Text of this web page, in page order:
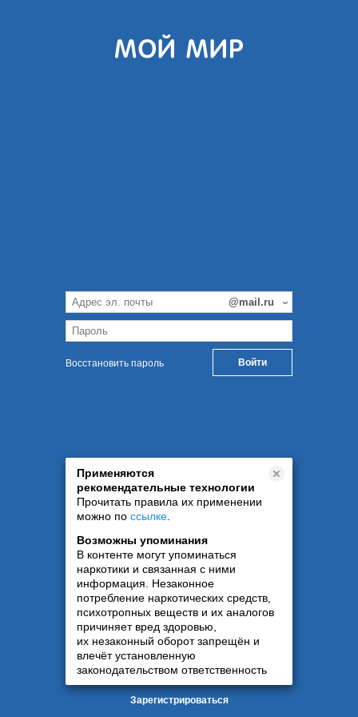
Восстановить пароль
Применяются
рекомендательные технологии
Прочитать правила их применении
можно по ссылке
Возможны упоминания
В контенте могут упоминаться
наркотики и связанная с ними
информация. Незаконное
потребление наркотических средств,
психотропных веществ и их аналогов
причиняет вред здоровью,
их незаконный оборот запрещён и
влечёт установленную
законодательством ответственность
Зарегистрироваться